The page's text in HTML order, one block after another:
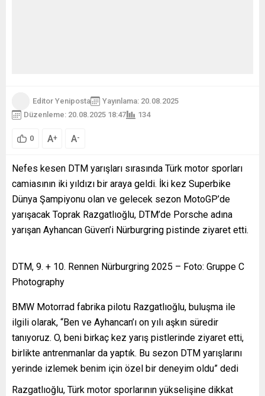
Editor Yeniposta
Yayınlama: 20.08.2025
Düzenleme: 20.08.2025 18:47
134
0 A+ A-
Nefes kesen DTM yarışları sırasında Türk motor sporları
camiasının iki yıldızı bir araya geldi. İki kez Superbike
Dünya Şampiyonu olan ve gelecek sezon MotoGP’de
yarışacak Toprak Razgatlıoğlu, DTM’de Porsche adına
yarışan Ayhancan Güven’i Nürburgring pistinde ziyaret etti.
DTM, 9. + 10. Rennen Nürburgring 2025 – Foto: Gruppe C
Photography
BMW Motorrad fabrika pilotu Razgatlıoğlu, buluşma ile
ilgili olarak, “Ben ve Ayhancan’ı on yılı aşkın süredir
tanıyoruz. O, beni birkaç kez yarış pistlerinde ziyaret etti,
birlikte antrenmanlar da yaptık. Bu sezon DTM yarışlarını
yerinde izlemek benim için özel bir deneyim oldu” dedi
Razgatlıoğlu, Türk motor sporlarının yükselişine dikkat